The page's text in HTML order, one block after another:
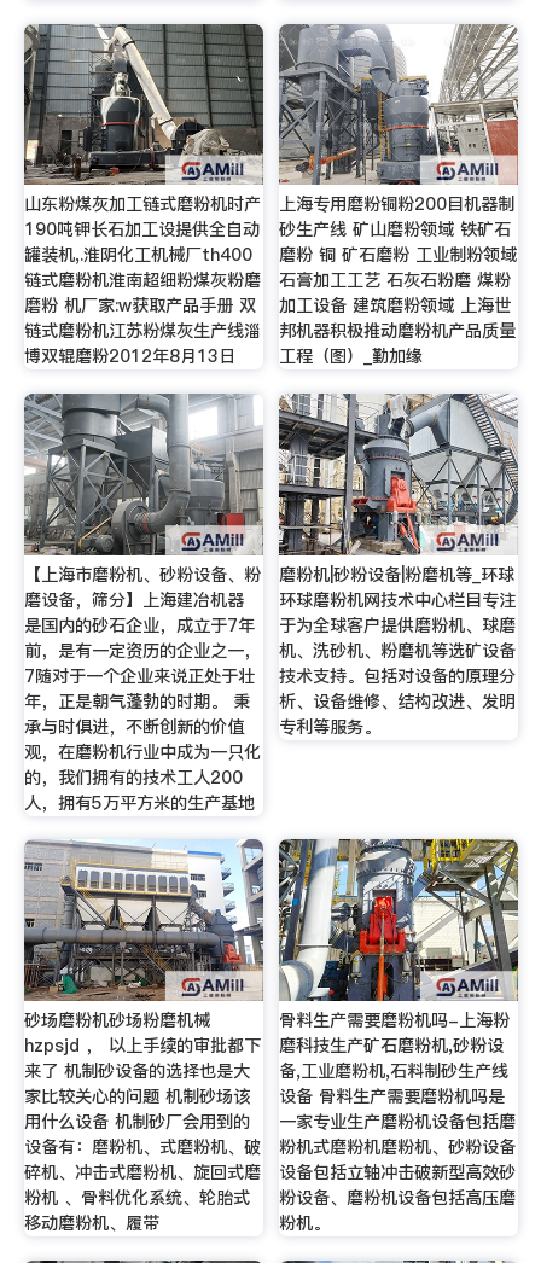
山东粉煤灰加工链式磨粉机时产
190吨钾长石加工设提供全自动
罐装机,.淮阴化工机械厂th400
链式磨粉机淮南超细粉煤灰粉磨
磨粉 机厂家:w获取产品手册 双
链式磨粉机江苏粉煤灰生产线淄
博双辊磨粉2012年8月13日
上海专用磨粉铜粉200目机器制
砂生产线 矿山磨粉领域 铁矿石
磨粉 铜 矿石磨粉 工业制粉领域
石膏加工工艺 石灰石粉磨 煤粉
加工设备 建筑磨粉领域 上海世
邦机器积极推动磨粉机产品质量
工程（图）_勤加缘
【上海市磨粉机、砂粉设备、粉
磨设备，筛分】上海建冶机器
是国内的砂石企业，成立于7年
前，是有一定资历的企业之一，
7随对于一个企业来说正处于壮
年，正是朝气蓬勃的时期。 秉
承与时俱进，不断创新的价值
观，在磨粉机行业中成为一只化
的，我们拥有的技术工人200
人，拥有5万平方米的生产基地
磨粉机|砂粉设备|粉磨机等_环球
环球磨粉机网技术中心栏目专注
于为全球客户提供磨粉机、球磨
机、洗砂机、粉磨机等选矿设备
技术支持。包括对设备的原理分
析、设备维修、结构改进、发明
专利等服务。
砂场磨粉机砂场粉磨机械
hzpsjd ， 以上手续的审批都下
来了 机制砂设备的选择也是大
家比较关心的问题 机制砂场该
用什么设备 机制砂厂会用到的
设备有：磨粉机、式磨粉机、破
碎机、冲击式磨粉机、旋回式磨
粉机 、骨料优化系统、轮胎式
移动磨粉机、履带
骨料生产需要磨粉机吗-上海粉
磨科技生产矿石磨粉机,砂粉设
备,工业磨粉机,石料制砂生产线
设备 骨料生产需要磨粉机吗是
一家专业生产磨粉机设备包括磨
粉机式磨粉机磨粉机、砂粉设备
设备包括立轴冲击破新型高效砂
粉设备、磨粉机设备包括高压磨
粉机。